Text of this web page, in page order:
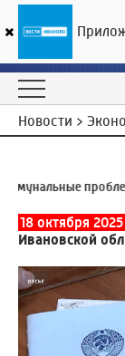
Новости >
18 октября
Ивановской